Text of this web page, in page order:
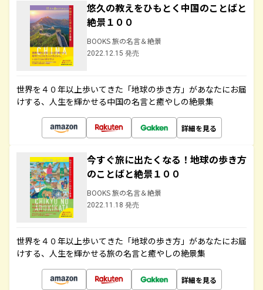
悠久の教えをひもとく中国のことばと
絶景１００
BOOKS 旅の名言＆絶景
2022.12.15 発売
世界を４０年以上歩いてきた「地球の歩き方」があなたにお届
けする、人生を輝かせる中国の名言と癒やしの絶景集
詳細を見る
今すぐ旅に出たくなる！地球の歩き方
のことばと絶景１００
BOOKS 旅の名言＆絶景
2022.11.18 発売
世界を４０年以上歩いてきた「地球の歩き方」があなたにお届
けする、人生を輝かせる旅の名言と癒やしの絶景集
詳細を見る